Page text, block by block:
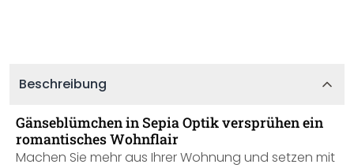
Beschreibung
Gänseblümchen in Sepia Optik versprühen ein
romantisches Wohnflair
Machen Sie mehr aus Ihrer Wohnung und setzen mit